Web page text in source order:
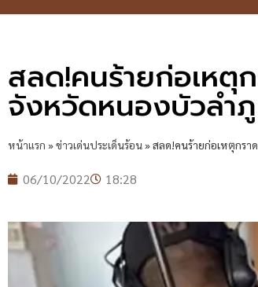
สลด!คนร้ายก่อเหตุ
จังหวัดหนองบัวลำ
หน้าแรก »ข่าวเด่นประเด็นร้อน»สลด!คนร้ายก่อเหตุกรา
06/10/2022 18:28